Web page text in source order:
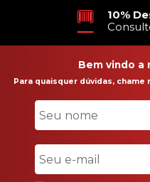
10%
Bem vindo a
Para quaisquer dúvidas,